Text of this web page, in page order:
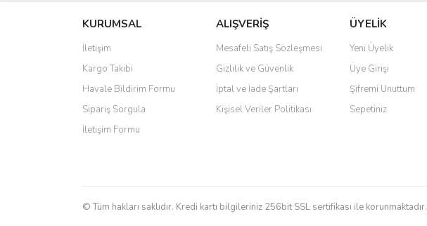
KURUMSAL
İletişim
Kargo Takibi
Havale Bildirim Formu
Sipariş Sorgula
İletişim Formu
ALIŞVERİŞ
Mesafeli Satış Sözleşmesi
Gizlilik ve Güvenlik
İptal ve İade Şartları
Kişisel Veriler Politikası
ÜYELİK
Yeni Üyelik
Üye Girişi
Şifremi Unuttum
Sepetiniz
© Tüm hakları saklıdır. Kredi kartı bilgileriniz 256bit SSL sertifikası ile korunmaktadır.